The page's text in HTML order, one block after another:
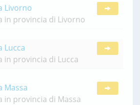
Livorno
in provincia di Livorno
Lucca
in provincia di Lucca
Massa
in provincia di Massa